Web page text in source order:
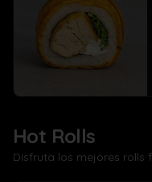
Hot Rolls
Disfruta los mejores